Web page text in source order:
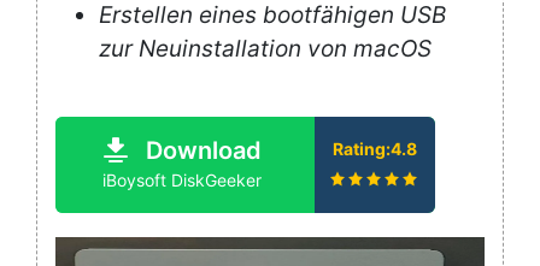
Erstellen eines bootfähigen USB
zur Neuinstallation von macOS
Download
iBoysoft DiskGeeker
Rating:4.8